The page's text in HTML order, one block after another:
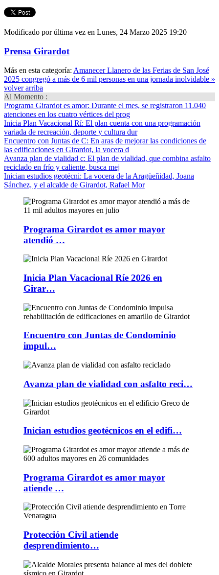
Modificado por última vez en Lunes, 24 Marzo 2025 19:20
Prensa Girardot
Más en esta categoría: Amanecer Llanero de las Ferias de San José
2025 congregó a más de 6 mil personas en una jornada inolvidable »
volver arriba
Al Momento :
Programa Girardot es amor: Durante el mes, se registraron 11.040
atenciones en los cuatro vértices del prog
Inicia Plan Vacacional Rí: El plan cuenta con una programación
variada de recreación, deporte y cultura dur
Encuentro con Juntas de C: En aras de mejorar las condiciones de
las edificaciones en Girardot, la vocera d
Avanza plan de vialidad c: El plan de vialidad, que combina asfalto
reciclado en frío y caliente, busca mej
Inician estudios geotécni: La vocera de la Aragüeñidad, Joana
Sánchez, y el alcalde de Girardot, Rafael Mor
Programa Girardot es amor mayor
atendió …
Inicia Plan Vacacional Ríe 2026 en
Girar…
Encuentro con Juntas de Condominio
impul…
Avanza plan de vialidad con asfalto reci…
Inician estudios geotécnicos en el edifi…
Programa Girardot es amor mayor
atiende …
Protección Civil atiende
desprendimiento…